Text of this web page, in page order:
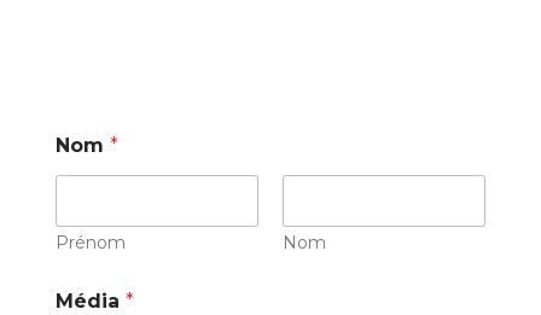
Nom *
Prénom Nom
Média *